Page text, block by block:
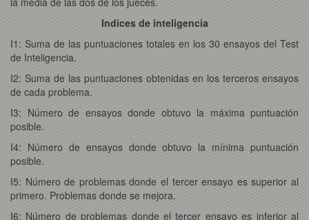
Indices de inteligencia
I1: Suma de las puntuaciones totales en los 30 ensayos del Test
de Inteligencia.
I2: Suma de las puntuaciones obtenidas en los terceros ensayos
de cada problema.
I3: Número de ensayos donde obtuvo la máxima puntuación
posible.
I4: Número de ensayos donde obtuvo la mínima puntuación
posible.
I5: Número de problemas donde el tercer ensayo es superior al
primero. Problemas donde se mejora.
I6: Número de problemas donde el tercer ensayo es inferior al